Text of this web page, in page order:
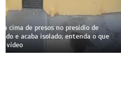
Ferrovia Malha Oeste, que liga
ter reconstrução suspensa
BR-262 sobrecarregada por